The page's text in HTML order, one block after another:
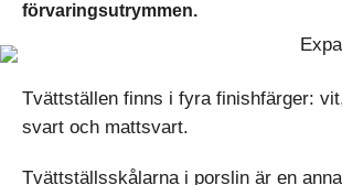
förvaringsutrymmen.
Tvättställen finns i fyra finishfärger:
svart och mattsvart.
Tvättställsskålarna i porslin är en